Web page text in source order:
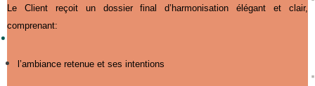
Le Client reçoit un dossier final d’harmonisation élégant et clair,
comprenant:
l’ambiance retenue et ses intentions